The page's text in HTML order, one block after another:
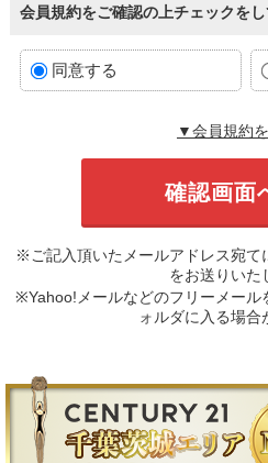
会員規約をご確認の上チェックを
同意する
▼会員規約
※ご記入頂いたメールアドレス宛て
をお送りいた
※Yahoo!メールなどのフリーメール
ォルダに入る場合